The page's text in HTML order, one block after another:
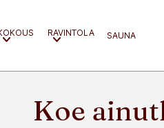
RAVINTOLA SAUNA
Koe